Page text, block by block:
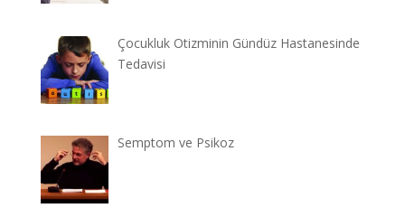
Çocukluk Otizminin Gündüz Hastanesinde
Tedavisi
Semptom ve Psikoz